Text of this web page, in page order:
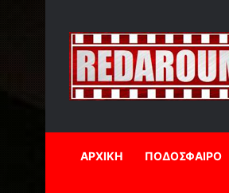
ΑΡΧΙΚΗ ΠΟΔΟΣΦΑΙΡΟ